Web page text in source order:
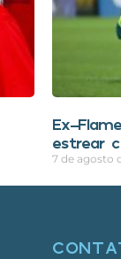
Ex-
estrear
7 de agosto